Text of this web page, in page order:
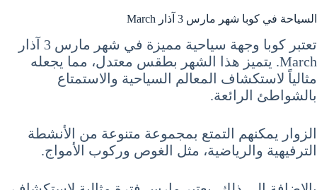
السياحة في كوبا شهر مارس 3 آذار March
تعتبر كوبا وجهة سياحية مميزة في شهر مارس 3 آذار
March. يتميز هذا الشهر بطقس معتدل، مما يجعله
مثالياً لاستكشاف المعالم السياحية والاستمتاع
بالشواطئ الرائعة.
الزوار يمكنهم التمتع بمجموعة متنوعة من الأنشطة
الترفيهية والرياضية، مثل الغوص وركوب الأمواج.